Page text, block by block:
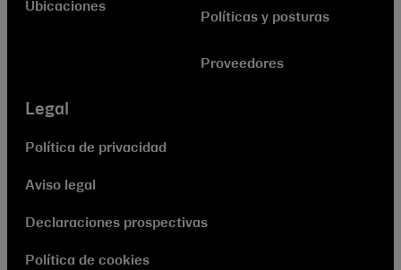
Ubicaciones
Políticas y posturas
Proveedores
Legal
Política de privacidad
Aviso legal
Declaraciones prospectivas
Política de cookies